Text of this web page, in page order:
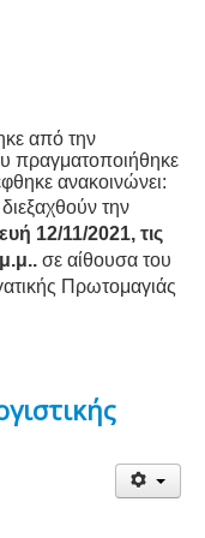
από την
πραγματοποιήθηκε
ανακοινώνει:
την
12/11/2021, τις
σε αίθουσα του
Πρωτομαγιάς